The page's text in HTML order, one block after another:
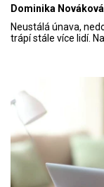
Dominika Nováková
Neustálá únava,
trápí stále více lidí.